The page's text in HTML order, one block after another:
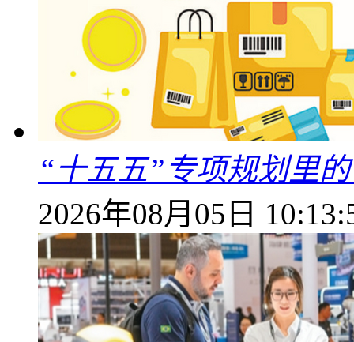
“十五五”专项规划里
2026年08月05日